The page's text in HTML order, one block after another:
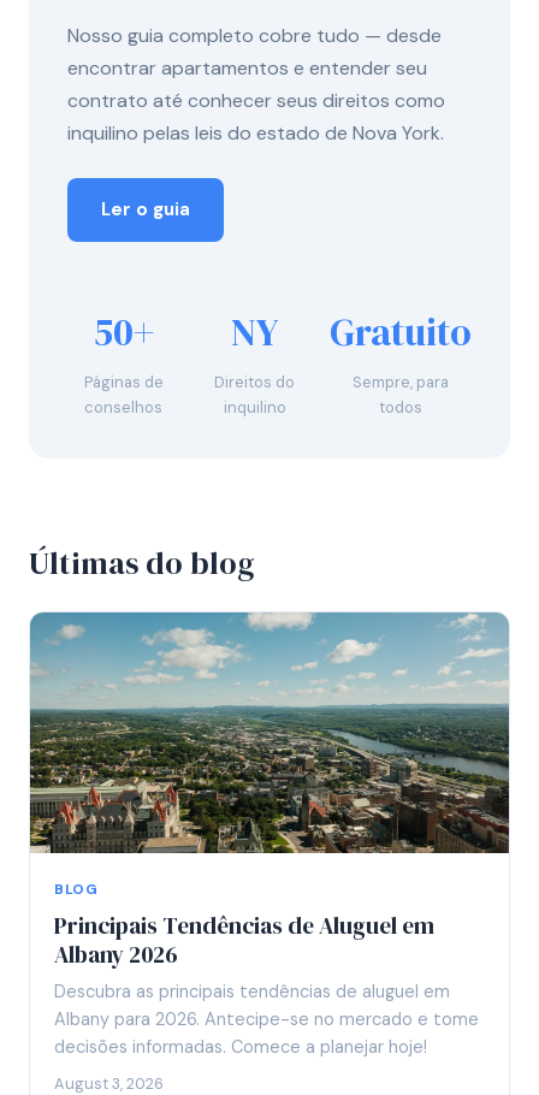
Nosso guia completo cobre tudo — desde
encontrar apartamentos e entender seu
contrato até conhecer seus direitos como
inquilino pelas leis do estado de Nova York.
Ler o guia
50+
Páginas de
conselhos
NY
Direitos do
inquilino
Gratuito
Sempre, para
todos
Últimas do blog
BLOG
Principais Tendências de Aluguel em
Albany 2026
Descubra as principais tendências de aluguel em
Albany para 2026. Antecipe-se no mercado e tome
decisões informadas. Comece a planejar hoje!
August 3, 2026